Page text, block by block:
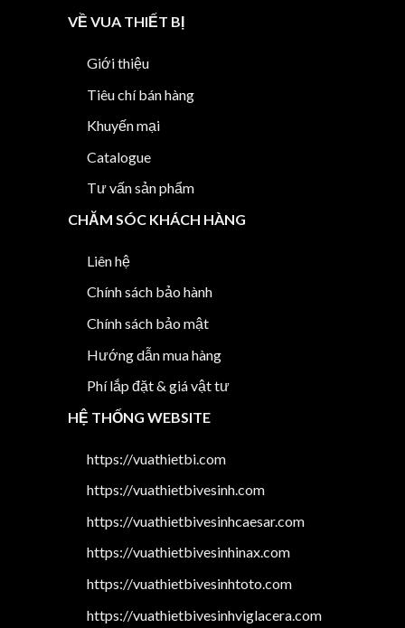
VỀ VUA THIẾT BỊ
Giới thiệu
Tiêu chí bán hàng
Khuyến mại
Catalogue
Tư vấn sản phẩm
CHĂM SÓC KHÁCH HÀNG
Liên hệ
Chính sách bảo hành
Chính sách bảo mật
Hướng dẫn mua hàng
Phí lắp đặt & giá vật tư
HỆ THỐNG WEBSITE
https://vuathietbi.com
https://vuathietbivesinh.com
https://vuathietbivesinhcaesar.com
https://vuathietbivesinhinax.com
https://vuathietbivesinhtoto.com
https://vuathietbivesinhviglacera.com